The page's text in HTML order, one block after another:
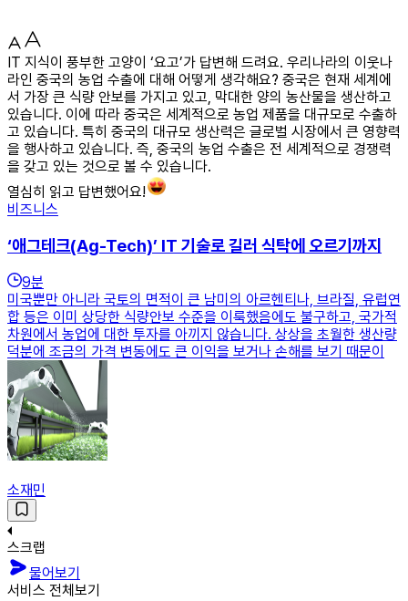
IT 지식이 풍부한 고양이 ‘요고’가 답변해 드려요. 우리나라의 이웃나
라인 중국의 농업 수출에 대해 어떻게 생각해요? 중국은 현재 세계에
서 가장 큰 식량 안보를 가지고 있고, 막대한 양의 농산물을 생산하고
있습니다. 이에 따라 중국은 세계적으로 농업 제품을 대규모로 수출하
고 있습니다. 특히 중국의 대규모 생산력은 글로벌 시장에서 큰 영향력
을 행사하고 있습니다. 즉, 중국의 농업 수출은 전 세계적으로 경쟁력
을 갖고 있는 것으로 볼 수 있습니다.
열심히 읽고 답변했어요!
비즈니스
‘애그테크(Ag-Tech)’ IT 기술로 길러 식탁에 오르기까지
9분
미국뿐만 아니라 국토의 면적이 큰 남미의 아르헨티나, 브라질, 유럽연
합 등은 이미 상당한 식량안보 수준을 이룩했음에도 불구하고, 국가적
차원에서 농업에 대한 투자를 아끼지 않습니다. 상상을 초월한 생산량
덕분에 조금의 가격 변동에도 큰 이익을 보거나 손해를 보기 때문이
소재민
스크랩
물어보기
서비스 전체보기